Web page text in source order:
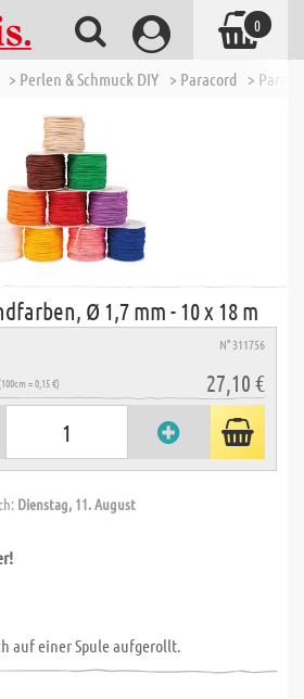
> Perlen & Schmuck DIY > Paracord >
Ø 1,7 mm - 10 x 18 m
N° 311756
(100cm = 0,15 €) 27,10 €
Dienstag, 11. August
auf einer Spule aufgerollt.
0